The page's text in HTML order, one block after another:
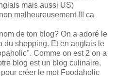
mais aussi US)
malheureusement !!! ca
de ton blog? On a adoré le
du shopping. Et en anglais le
Comme on est 2 on a
blog est un blog culinaire,
créer le mot Foodaholic